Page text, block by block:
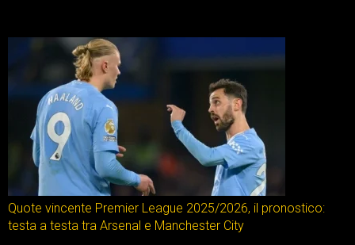
Quote vincente Premier League 2025/2026, il pronostico:
testa a testa tra Arsenal e Manchester City